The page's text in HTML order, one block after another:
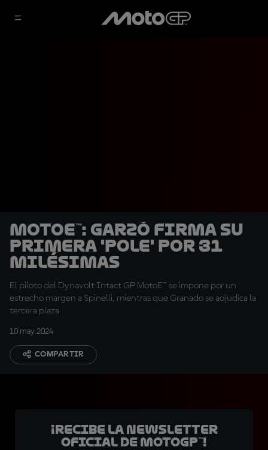
MotoE™: Garzó firma su
primera 'pole' por 31
milésimas
El piloto del Dynavolt Intact GP MotoE™ se impone por un
estrecho margen a Spinelli, mientras que Granado se adjudica la
tercera plaza
10 may 2024
COMPARTIR
¡Recibe la Newsletter
oficial de MotoGP™!